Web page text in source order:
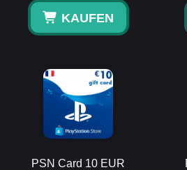
KAUFEN
PSN Card 10 EUR